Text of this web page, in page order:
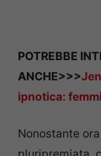
POTREBBE
ANCHE>>>
ipnotica:
Nonostante